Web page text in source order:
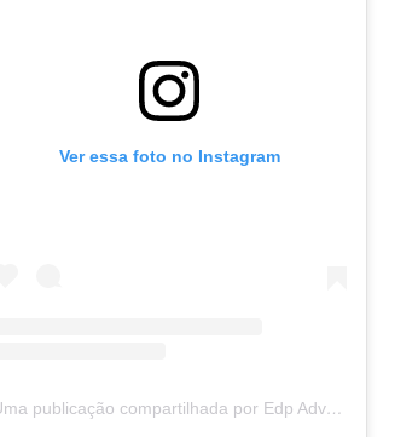
Ver essa foto no Instagram
Uma publicação compartilhada por Edp Advec Posse (@edpadvecposse)